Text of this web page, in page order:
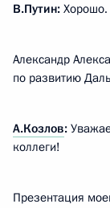
В.Путин: Хорошо.
Александр
по развитию
А.Козлов:
коллеги!
Презентация